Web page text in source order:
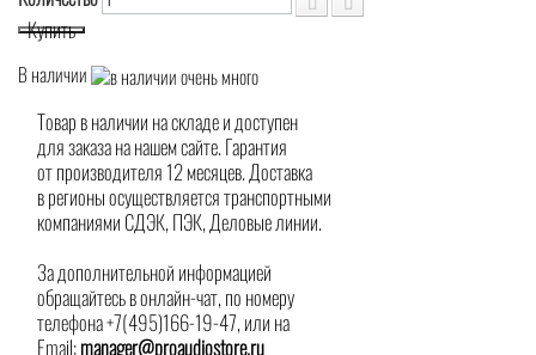
Купить
В наличии
Товар в наличии на складе и доступен
для заказа на нашем сайте. Гарантия
от производителя 12 месяцев. Доставка
в регионы осуществляется транспортными
компаниями СДЭК, ПЭК, Деловые линии.
За дополнительной информацией
обращайтесь в онлайн-чат, по номеру
телефона +7(495)166-19-47, или на
Email:manager@proaudiostore.ru